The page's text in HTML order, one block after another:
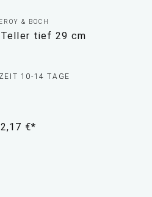
& BOCH
tief 29 cm
10-14 TAGE
€*